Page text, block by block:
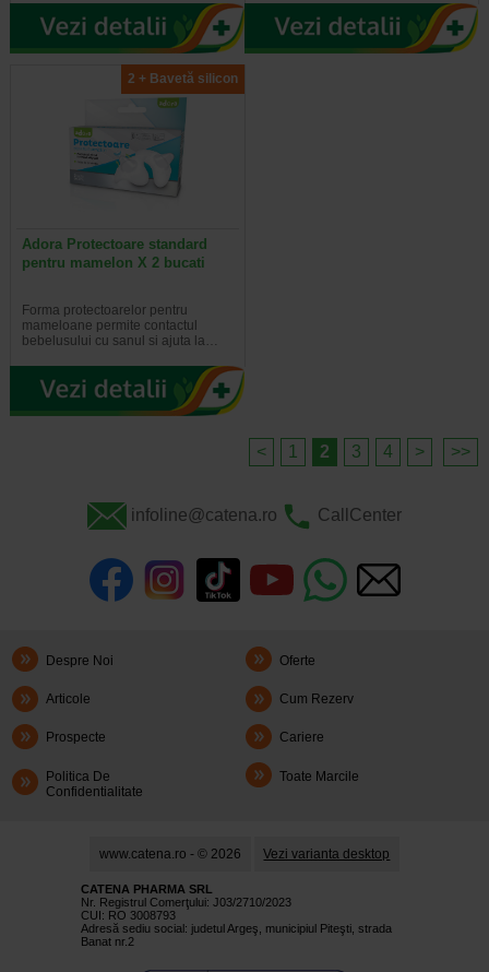
2 + Bavetă silicon
Adora Protectoare standard
pentru mamelon X 2 bucati
Forma protectoarelor pentru
mameloane permite contactul
bebelusului cu sanul si ajuta la…
< 1 2 3 4 > >>
infoline@catena.ro CallCenter
Despre Noi Oferte
Articole Cum Rezerv
Prospecte Cariere
Politica De
Confidentialitate
Toate Marcile
www.catena.ro - © 2026 Vezi varianta desktop
CATENA PHARMA SRL
Nr. Registrul Comerţului: J03/2710/2023
CUI: RO 3008793
Adresă sediu social: judetul Argeş, municipiul Piteşti, strada
Banat nr.2